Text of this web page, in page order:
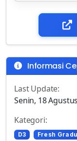
Informasi
Last Update:
Senin, 18
Kategori:
D3 Fresh